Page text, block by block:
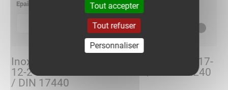
Nous consulter
Inox 316L - Acier inoxydable X2CrNiMo 17-
12-2 suivant NF EN 10088-2 / ASTM A240
/ DIN 17440
Tout accepter
Tout refuser
Personnaliser